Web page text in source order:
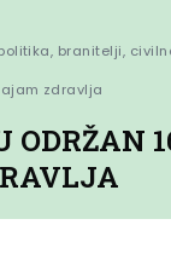
branitelji,
zdravlja
ODRŽAN